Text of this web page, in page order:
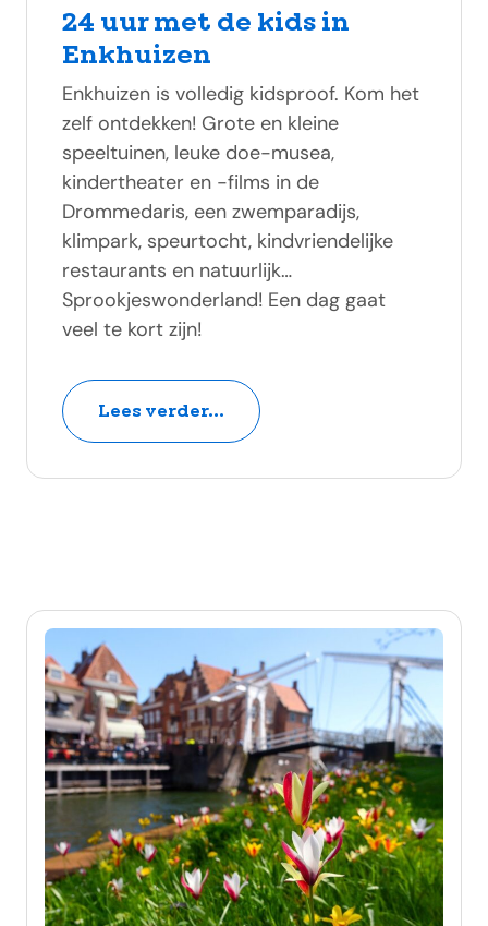
24 uur met de kids in
Enkhuizen
Enkhuizen is volledig kidsproof. Kom het
zelf ontdekken! Grote en kleine
speeltuinen, leuke doe-musea,
kindertheater en -films in de
Drommedaris, een zwemparadijs,
klimpark, speurtocht, kindvriendelijke
restaurants en natuurlijk…
Sprookjeswonderland! Een dag gaat
veel te kort zijn!
Lees verder...